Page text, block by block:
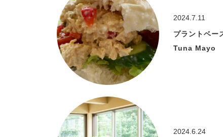
2024.7.11
プラントベ
Tuna Mayo
2024.6.24